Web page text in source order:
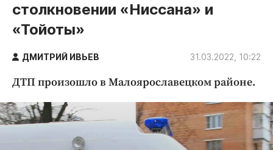
Народные новости
Авто и транспорт
Благоустройство
Культура
Недвижимость и ЖКХ
Образование
Общество
столкновении «Ниссана» и
«Тойоты»
ДМИТРИЙ ИВЬЕВ 31.03.2022, 10:22
ДТП произошло в Малоярославецком районе.